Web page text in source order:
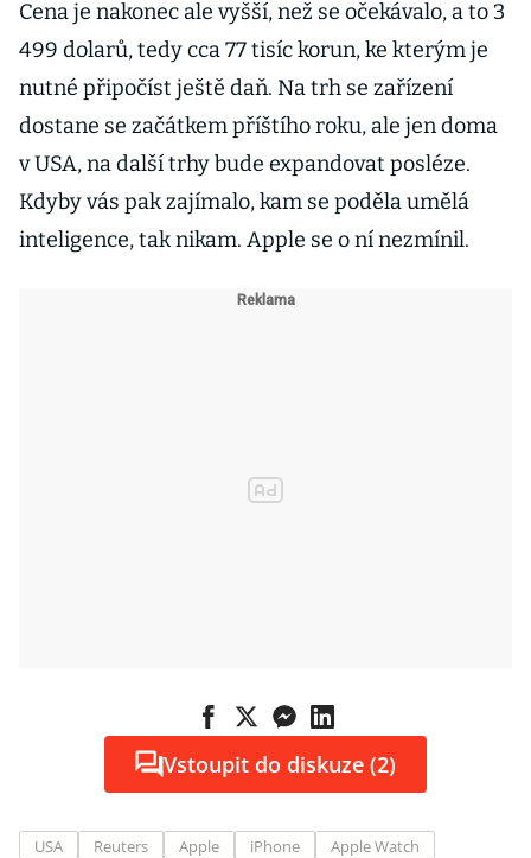
Cena je nakonec ale vyšší, než se očekávalo, a to 3
499 dolarů, tedy cca 77 tisíc korun, ke kterým je
nutné připočíst ještě daň. Na trh se zařízení
dostane se začátkem příštího roku, ale jen doma
v USA, na další trhy bude expandovat posléze.
Kdyby vás pak zajímalo, kam se poděla umělá
inteligence, tak nikam. Apple se o ní nezmínil.
Vstoupit do diskuze (2)
USA Reuters Apple iPhone
Apple Watch